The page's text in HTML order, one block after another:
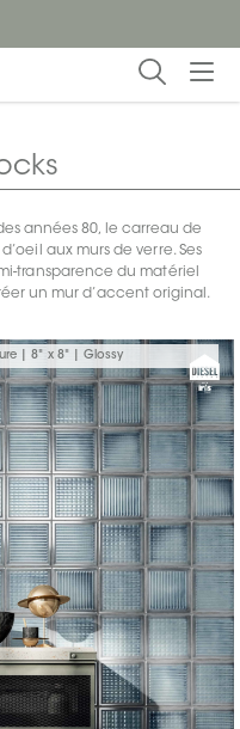
années 80, le carreau de
aux murs de verre. Ses
transparence du matériel
un mur d’accent original.
| 8" x 8" | Glossy